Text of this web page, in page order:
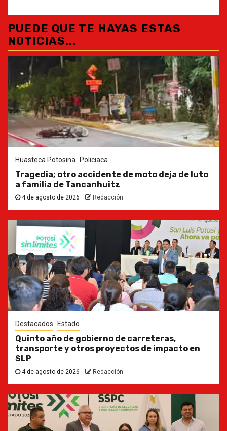
PUEDE QUE TE HAYAS ESTAS
NOTICIAS...
Huasteca Potosina Policiaca
Tragedia; otro accidente de moto deja de luto
a familia de Tancanhuitz
4 de agosto de 2026 Redacción
Destacados Estado
Quinto año de gobierno de carreteras,
transporte y otros proyectos de impacto en
SLP
4 de agosto de 2026 Redacción